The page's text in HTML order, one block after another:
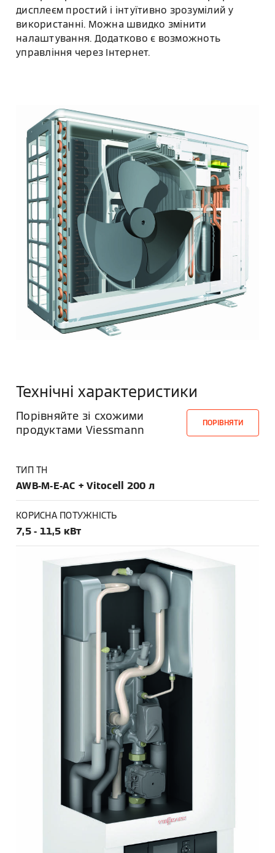
дисплеєм простий і інтуїтивно зрозумілий у
використанні. Можна швидко змінити
налаштування. Додатково є возможноть
управління через Інтернет.
Технічні характеристики
Порівняйте зі схожими
продуктами Viessmann
ПОРІВНЯТИ
ТИП ТН
AWB-M-E-AC + Vitocell 200 л
КОРИСНА ПОТУЖНІСТЬ
7,5 - 11,5 кВт